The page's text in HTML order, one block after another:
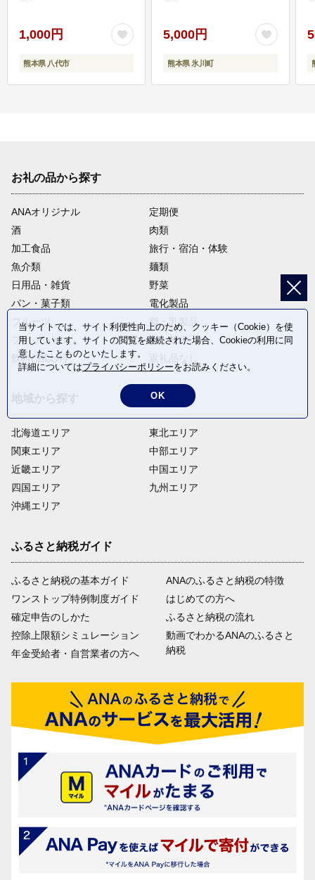
1,000円
熊本県 八代市
5,000円
熊本県 氷川町
お礼の品から探す
ANAオリジナル
定期便
酒
肉類
加工食品
旅行・宿泊・体験
魚介類
麺類
日用品・雑貨
野菜
パン・菓子類
電化製品
フルーツ
卵・乳製品
ファッション
米・穀物
飲料(酒以外)
北海道エリア
関東エリア
近畿エリア
四国エリア
沖縄エリア
東北エリア
中部エリア
中国エリア
九州エリア
ふるさと納税ガイド
ふるさと納税の基本ガイド
ワンストップ特例制度ガイド
確定申告のしかた
控除上限額シミュレーション
年金受給者・自営業者の方へ
ANAのふるさと納税の特徴
はじめての方へ
ふるさと納税の流れ
動画でわかるANAのふるさと
納税
当サイトでは、サイト利便性向上のため、クッキー（Cookie）を使
用しています。サイトの閲覧を継続された場合、Cookieの利用に同
意したことものといたします。
詳細についてはプライバシーポリシーをお読みください。
OK